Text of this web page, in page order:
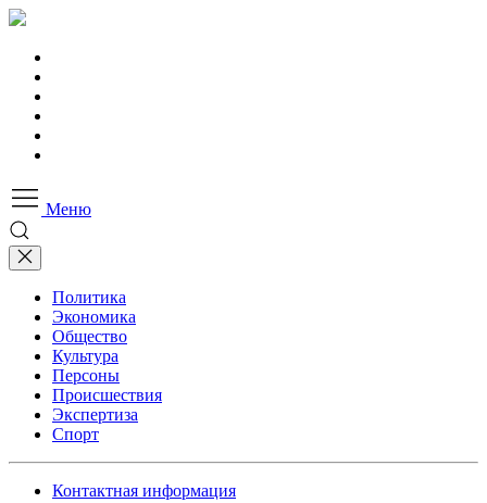
Меню
Политика
Экономика
Общество
Культура
Персоны
Происшествия
Экспертиза
Спорт
Контактная информация